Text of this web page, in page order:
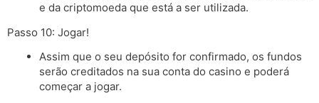
e da criptomoeda que está a ser utilizada.
Passo 10: Jogar!
Assim que o seu depósito for confirmado, os fundos
serão creditados na sua conta do casino e poderá
começar a jogar.